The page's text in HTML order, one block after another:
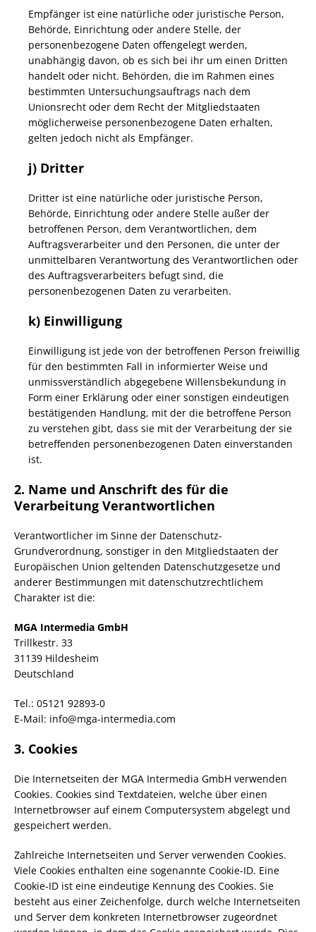
Empfänger ist eine natürliche oder juristische Person,
Behörde, Einrichtung oder andere Stelle, der
personenbezogene Daten offengelegt werden,
unabhängig davon, ob es sich bei ihr um einen Dritten
handelt oder nicht. Behörden, die im Rahmen eines
bestimmten Untersuchungsauftrags nach dem
Unionsrecht oder dem Recht der Mitgliedstaaten
möglicherweise personenbezogene Daten erhalten,
gelten jedoch nicht als Empfänger.
j) Dritter
Dritter ist eine natürliche oder juristische Person,
Behörde, Einrichtung oder andere Stelle außer der
betroffenen Person, dem Verantwortlichen, dem
Auftragsverarbeiter und den Personen, die unter der
unmittelbaren Verantwortung des Verantwortlichen oder
des Auftragsverarbeiters befugt sind, die
personenbezogenen Daten zu verarbeiten.
k) Einwilligung
Einwilligung ist jede von der betroffenen Person freiwillig
für den bestimmten Fall in informierter Weise und
unmissverständlich abgegebene Willensbekundung in
Form einer Erklärung oder einer sonstigen eindeutigen
bestätigenden Handlung, mit der die betroffene Person
zu verstehen gibt, dass sie mit der Verarbeitung der sie
betreffenden personenbezogenen Daten einverstanden
ist.
2. Name und Anschrift des für die
Verarbeitung Verantwortlichen
Verantwortlicher im Sinne der Datenschutz-
Grundverordnung, sonstiger in den Mitgliedstaaten der
Europäischen Union geltenden Datenschutzgesetze und
anderer Bestimmungen mit datenschutzrechtlichem
Charakter ist die:
MGA Intermedia GmbH
Trillkestr. 33
31139 Hildesheim
Deutschland
Tel.: 05121 92893-0
E-Mail: info@mga-intermedia.com
3. Cookies
Die Internetseiten der MGA Intermedia GmbH verwenden
Cookies. Cookies sind Textdateien, welche über einen
Internetbrowser auf einem Computersystem abgelegt und
gespeichert werden.
Zahlreiche Internetseiten und Server verwenden Cookies.
Viele Cookies enthalten eine sogenannte Cookie-ID. Eine
Cookie-ID ist eine eindeutige Kennung des Cookies. Sie
besteht aus einer Zeichenfolge, durch welche Internetseiten
und Server dem konkreten Internetbrowser zugeordnet